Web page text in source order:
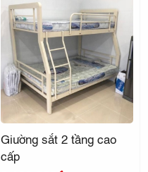
Giường sắt 2 tầng cao
cấp